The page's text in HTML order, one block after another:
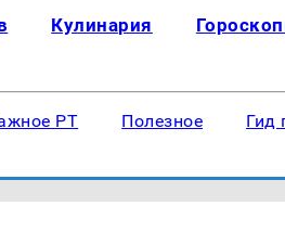
Кулинария
РТ Полезное Гид